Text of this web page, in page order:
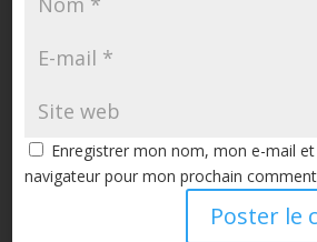
Enregistrer mon nom, mon e-mail
navigateur pour mon prochain